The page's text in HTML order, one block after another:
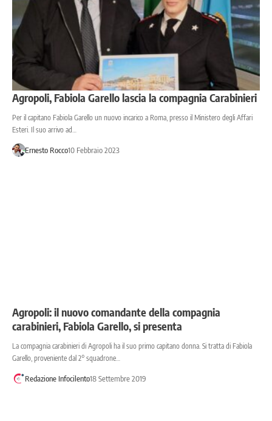
Agropoli, Fabiola Garello lascia la compagnia Carabinieri
Per il capitano Fabiola Garello un nuovo incarico a Roma, presso il Ministero degli Affari
Esteri. Il suo arrivo ad…
Ernesto Rocco10 Febbraio 2023
Agropoli: il nuovo comandante della compagnia
carabinieri, Fabiola Garello, si presenta
La compagnia carabinieri di Agropoli ha il suo primo capitano donna. Si tratta di Fabiola
Garello, proveniente dal 2° squadrone…
Redazione Infocilento18 Settembre 2019